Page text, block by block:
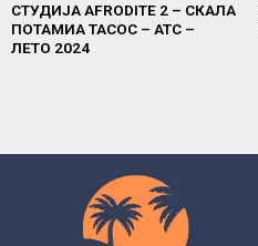
СТУДИЈА AFRODITE 2 – СКАЛА
ПОТАМИА ТАСОС – АТС –
ЛЕТО 2024